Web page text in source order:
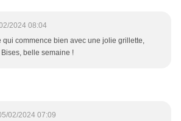
2024 08:04
qui commence bien avec une jolie grillette,
belle semaine !
02/2024 07:09